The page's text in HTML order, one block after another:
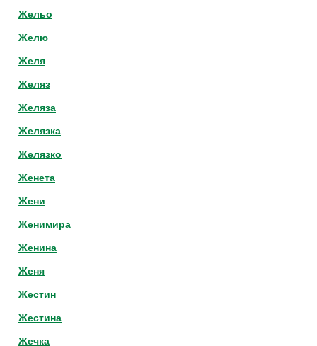
Жельо
Желю
Желя
Желяз
Желяза
Желязка
Желязко
Женета
Жени
Женимира
Женина
Женя
Жестин
Жестина
Жечка